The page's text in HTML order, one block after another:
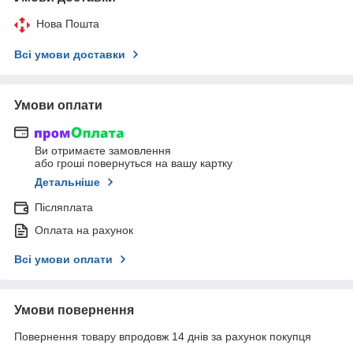
Нова Пошта
Всі умови доставки
Умови оплати
Ви отримаєте замовлення
або гроші повернуться на вашу картку
Детальніше
Післяплата
Оплата на рахунок
Всі умови оплати
Умови повернення
Повернення товару впродовж 14 днів за рахунок покупця